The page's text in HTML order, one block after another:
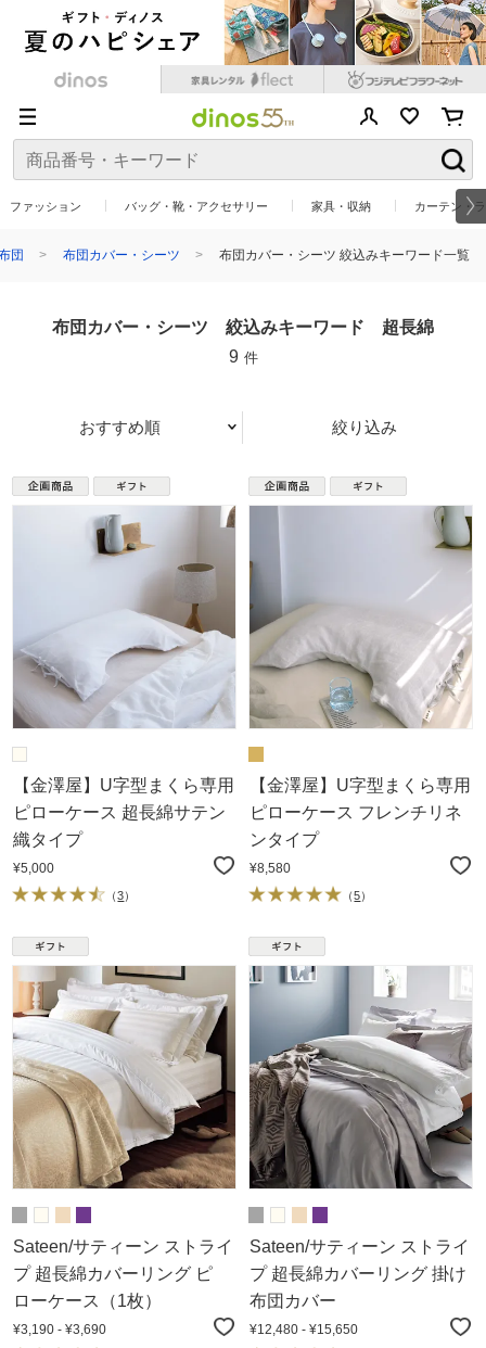
ファッション バッグ・靴・アクセサリー 家具・収納 カーテン・
団 布団カバー・シーツ 布団カバー・シーツ 絞込みキーワード一覧
布団カバー・シーツ 絞込みキーワード 超長綿
9 件
おすすめ順 絞り込み
【金澤屋】U字型まくら専用
ピローケース 超長綿サテン
織タイプ
¥5,000
（3）
【金澤屋】U字型まくら専用
ピローケース フレンチリネ
ンタイプ
¥8,580
（5）
Sateen/サティーン ストライ
プ 超長綿カバーリング ピ
ローケース（1枚）
¥3,190 - ¥3,690
Sateen/サティーン ストライ
プ 超長綿カバーリング 掛け
布団カバー
¥12,480 - ¥15,650